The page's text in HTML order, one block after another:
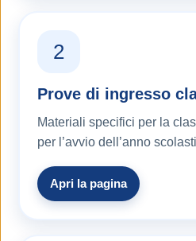
2
Prove di ingresso
Materiali specifici per la
per l’avvio dell’anno
Apri la pagina